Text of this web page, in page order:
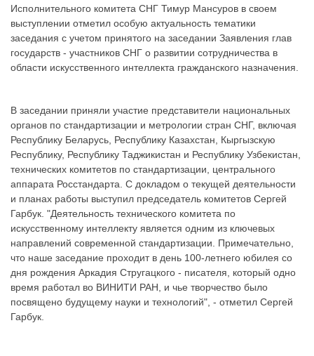
Исполнительного комитета СНГ Тимур Мансуров в своем
выступлении отметил особую актуальность тематики
заседания с учетом принятого на заседании Заявления глав
государств - участников СНГ о развитии сотрудничества в
области искусственного интеллекта гражданского назначения.
В заседании приняли участие представители национальных
органов по стандартизации и метрологии стран СНГ, включая
Республику Беларусь, Республику Казахстан, Кыргызскую
Республику, Республику Таджикистан и Республику Узбекистан,
технических комитетов по стандартизации, центрального
аппарата Росстандарта. С докладом о текущей деятельности
и планах работы выступил председатель комитетов Сергей
Гарбук. "Деятельность технического комитета по
искусственному интеллекту является одним из ключевых
направлений современной стандартизации. Примечательно,
что наше заседание проходит в день 100-летнего юбилея со
дня рождения Аркадия Стругацкого - писателя, который одно
время работал во ВИНИТИ РАН, и чье творчество было
посвящено будущему науки и технологий", - отметил Сергей
Гарбук.